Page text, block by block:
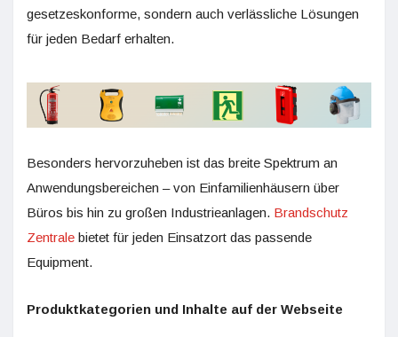
gesetzeskonforme, sondern auch verlässliche Lösungen
für jeden Bedarf erhalten.
Besonders hervorzuheben ist das breite Spektrum an
Anwendungsbereichen – von Einfamilienhäusern über
Büros bis hin zu großen Industrieanlagen. Brandschutz
Zentrale bietet für jeden Einsatzort das passende
Equipment.
Produktkategorien und Inhalte auf der Webseite